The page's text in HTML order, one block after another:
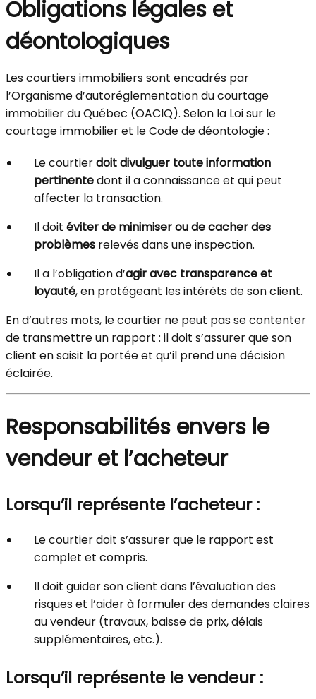
Obligations légales et
déontologiques
Les courtiers immobiliers sont encadrés par
l’Organisme d’autoréglementation du courtage
immobilier du Québec (OACIQ). Selon la Loi sur le
courtage immobilier et le Code de déontologie :
Le courtierdoit divulguer toute information
pertinentedont il a connaissance et qui peut
affecter la transaction.
Il doit éviter de minimiser ou de cacher des
problèmes relevés dans une inspection.
Il a l’obligation d’agir avec transparence et
loyauté, en protégeant les intérêts de son client.
En d’autres mots, le courtier ne peut pas se contenter
de transmettre un rapport : il doit s’assurer que son
client en saisit la portée et qu’il prend une décision
éclairée.
Responsabilités envers le
vendeur et l’acheteur
Lorsqu’il représente l’acheteur :
Le courtier doit s’assurer que le rapport est
complet et compris.
Il doit guider son client dans l’évaluation des
risques et l’aider à formuler des demandes claires
au vendeur (travaux, baisse de prix, délais
supplémentaires, etc.).
Lorsqu’il représente le vendeur :